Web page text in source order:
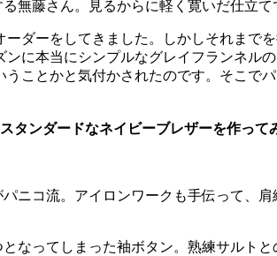
無藤さん。見るからに軽く寛いだ仕立
ダーをしてきました。しかしそれまで
に本当にシンプルなグレイフランネ
ことかと気付かされたのです。そこ
タンダードなネイビーブレザーを作っ
ニコ流。アイロンワークも手伝って、
なってしまった袖ボタン。熟練サルト